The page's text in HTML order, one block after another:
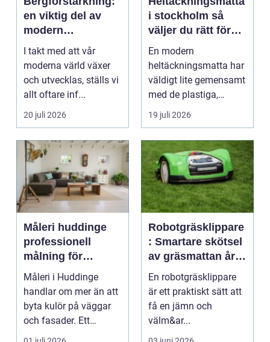
en viktig del av
modern
infrastruktur
I takt med att vår
moderna värld växer
och utvecklas, ställs vi
allt oftare inf...
20 juli 2026
i stockholm så
väljer du rätt för
hem och kontor
En modern
heltäckningsmatta har
väldigt lite gemensamt
med de plastiga,
svårstädade
varianterna mång...
19 juli 2026
Måleri huddinge
professionell
målning för
hållbara resultat
Måleri i Huddinge
handlar om mer än att
byta kulör på väggar
och fasader. Ett
genomtänkt
Robotgräsklippare
: Smartare skötsel
av gräsmattan året
runt
En robotgräsklippare
är ett praktiskt sätt att
få en jämn och
välm&ar...